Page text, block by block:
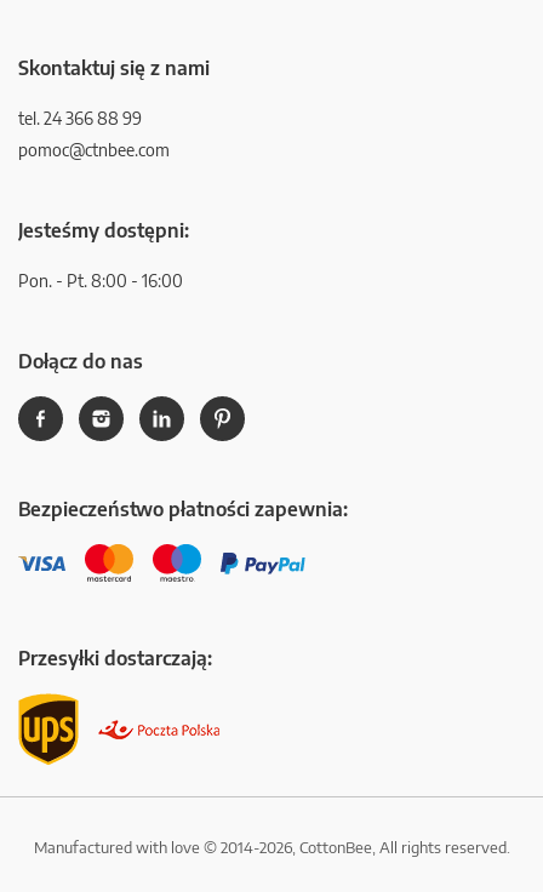
Skontaktuj się z nami
tel. 24 366 88 99
pomoc@ctnbee.com
Jesteśmy dostępni:
Pon. - Pt. 8:00 - 16:00
Dołącz do nas
Bezpieczeństwo płatności zapewnia:
Przesyłki dostarczają:
Manufactured with love © 2014-2026, CottonBee, All rights reserved.